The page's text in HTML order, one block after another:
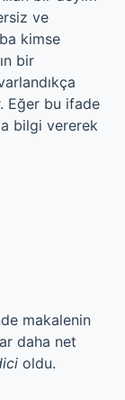
ve
kimse
bir
Eğer bu ifade
bilgi vererek
makalenin
daha net
oldu.